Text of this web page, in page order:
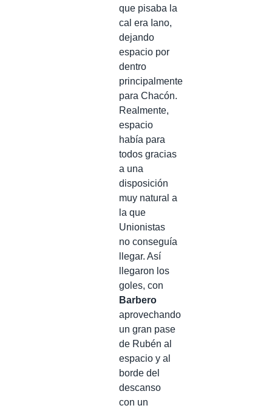
que pisaba la
cal era Iano,
dejando
espacio por
dentro
principalmente
para Chacón.
Realmente,
espacio
había para
todos gracias
a una
disposición
muy natural a
la que
Unionistas
no conseguía
llegar. Así
llegaron los
goles, con
Barbero
aprovechando
un gran pase
de Rubén al
espacio y al
borde del
descanso
con un